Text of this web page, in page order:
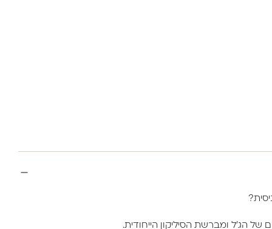
הג'ל ומברשת הסיליקון הייחודית.